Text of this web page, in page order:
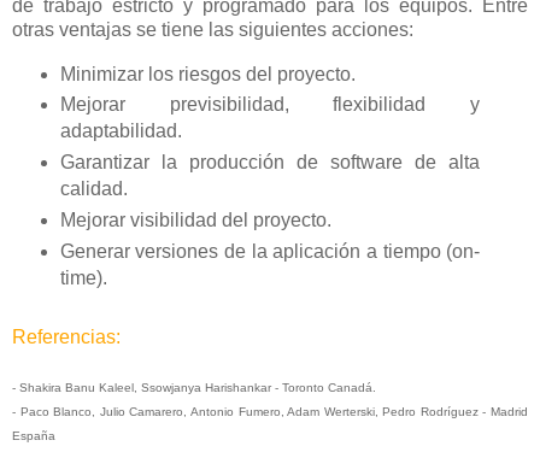
de trabajo estricto y programado para los equipos. Entre
otras ventajas se tiene las siguientes acciones:
Minimizar los riesgos del proyecto.
Mejorar previsibilidad, flexibilidad y
adaptabilidad.
Garantizar la producción de software de alta
calidad.
Mejorar visibilidad del proyecto.
Generar versiones de la aplicación a tiempo (on-
time).
Referencias:
- Shakira Banu Kaleel, Ssowjanya Harishankar - Toronto Canadá.
- Paco Blanco, Julio Camarero, Antonio Fumero, Adam Werterski, Pedro Rodríguez - Madrid
España